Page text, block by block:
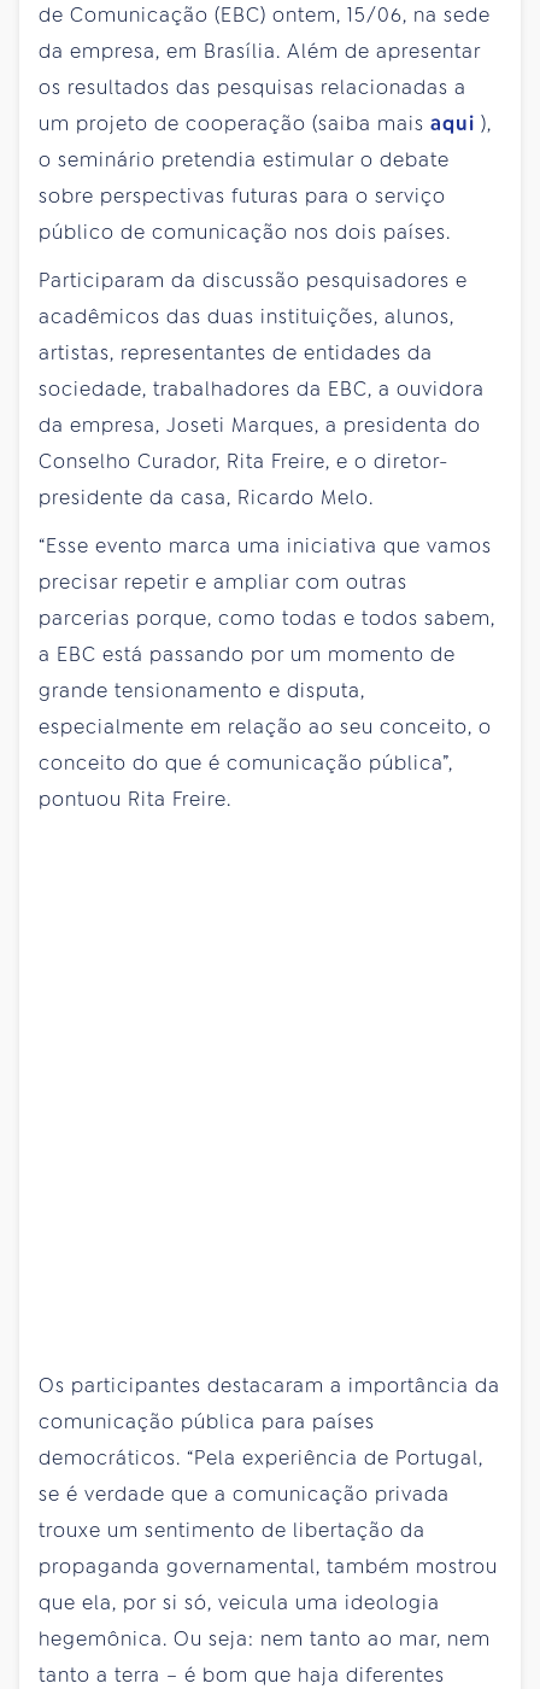
de Comunicação (EBC) ontem, 15/06, na sede
da empresa, em Brasília. Além de apresentar
os resultados das pesquisas relacionadas a
um projeto de cooperação (saiba mais aqui ),
o seminário pretendia estimular o debate
sobre perspectivas futuras para o serviço
público de comunicação nos dois países.
Participaram da discussão pesquisadores e
acadêmicos das duas instituições, alunos,
artistas, representantes de entidades da
sociedade, trabalhadores da EBC, a ouvidora
da empresa, Joseti Marques, a presidenta do
Conselho Curador, Rita Freire, e o diretor-
presidente da casa, Ricardo Melo.
“Esse evento marca uma iniciativa que vamos
precisar repetir e ampliar com outras
parcerias porque, como todas e todos sabem,
a EBC está passando por um momento de
grande tensionamento e disputa,
especialmente em relação ao seu conceito, o
conceito do que é comunicação pública”,
pontuou Rita Freire.
Os participantes destacaram a importância da
comunicação pública para países
democráticos. “Pela experiência de Portugal,
se é verdade que a comunicação privada
trouxe um sentimento de libertação da
propaganda governamental, também mostrou
que ela, por si só, veicula uma ideologia
hegemônica. Ou seja: nem tanto ao mar, nem
tanto a terra – é bom que haja diferentes